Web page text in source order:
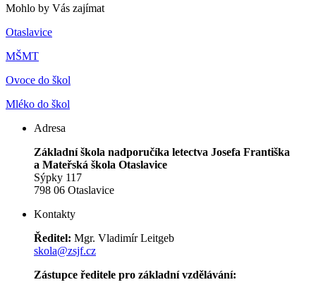
Mohlo by Vás zajímat
Otaslavice
MŠMT
Ovoce do škol
Mléko do škol
Adresa
Základní škola nadporučíka letectva Josefa Františka
a Mateřská škola Otaslavice
Sýpky 117
798 06 Otaslavice
Kontakty
Ředitel: Mgr. Vladimír Leitgeb
skola@zsjf.cz
Zástupce ředitele pro základní vzdělávání: